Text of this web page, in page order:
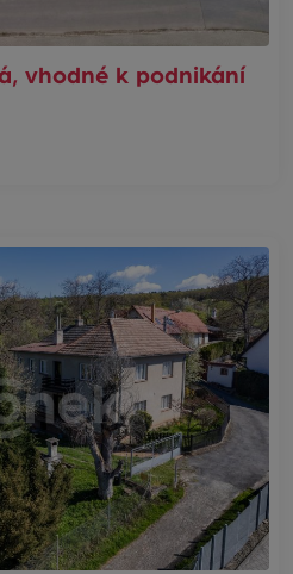
vhodné k podnikání